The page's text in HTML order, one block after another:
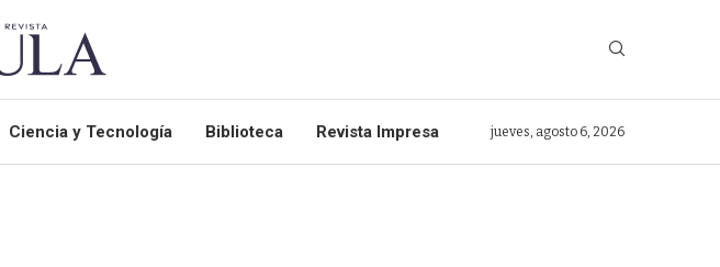
Ciencia y Tecnología Biblioteca Revista Impresa jueves, agosto 6, 2026